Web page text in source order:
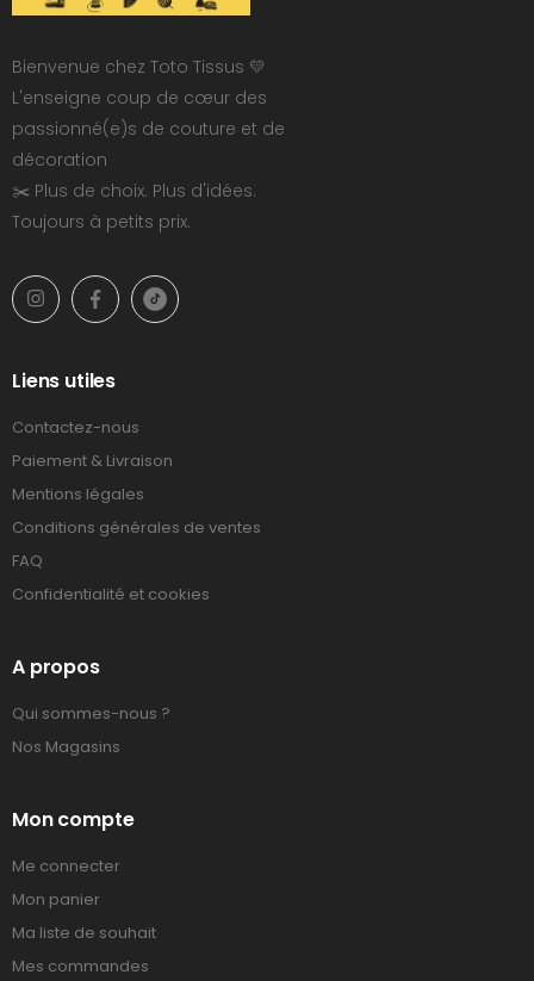
Bienvenue chez Toto Tissus 💛
L'enseigne coup de cœur des
passionné(e)s de couture et de
décoration
✂️ Plus de choix. Plus d'idées.
Toujours à petits prix.
Liens utiles
Contactez-nous
Paiement & Livraison
Mentions légales
Conditions générales de ventes
FAQ
Confidentialité et cookies
A propos
Qui sommes-nous ?
Nos Magasins
Mon compte
Me connecter
Mon panier
Ma liste de souhait
Mes commandes